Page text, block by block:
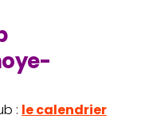
: le calendrier